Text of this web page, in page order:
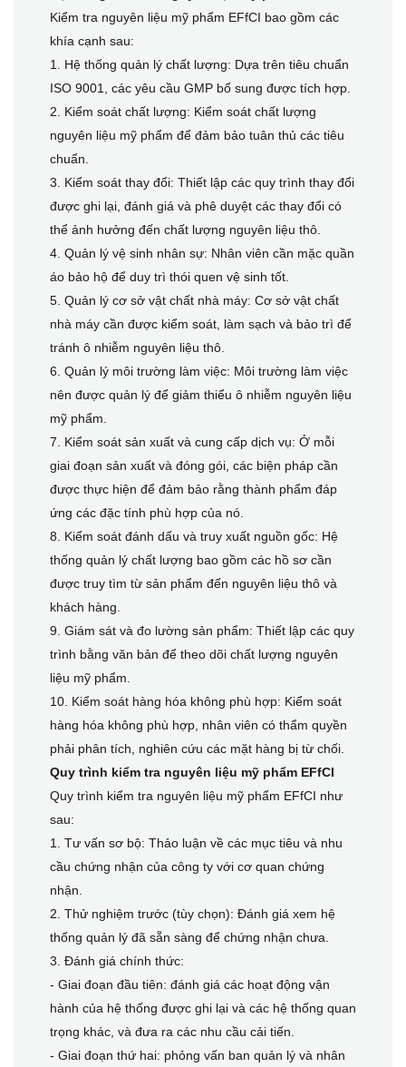
Kiểm tra nguyên liệu mỹ phẩm EFfCI bao gồm các
khía cạnh sau:
1. Hệ thống quản lý chất lượng: Dựa trên tiêu chuẩn
ISO 9001, các yêu cầu GMP bổ sung được tích hợp.
2. Kiểm soát chất lượng: Kiểm soát chất lượng
nguyên liệu mỹ phẩm để đảm bảo tuân thủ các tiêu
chuẩn.
3. Kiểm soát thay đổi: Thiết lập các quy trình thay đổi
được ghi lại, đánh giá và phê duyệt các thay đổi có
thể ảnh hưởng đến chất lượng nguyên liệu thô.
4. Quản lý vệ sinh nhân sự: Nhân viên cần mặc quần
áo bảo hộ để duy trì thói quen vệ sinh tốt.
5. Quản lý cơ sở vật chất nhà máy: Cơ sở vật chất
nhà máy cần được kiểm soát, làm sạch và bảo trì để
tránh ô nhiễm nguyên liệu thô.
6. Quản lý môi trường làm việc: Môi trường làm việc
nên được quản lý để giảm thiểu ô nhiễm nguyên liệu
mỹ phẩm.
7. Kiểm soát sản xuất và cung cấp dịch vụ: Ở mỗi
giai đoạn sản xuất và đóng gói, các biện pháp cần
được thực hiện để đảm bảo rằng thành phẩm đáp
ứng các đặc tính phù hợp của nó.
8. Kiểm soát đánh dấu và truy xuất nguồn gốc: Hệ
thống quản lý chất lượng bao gồm các hồ sơ cần
được truy tìm từ sản phẩm đến nguyên liệu thô và
khách hàng.
9. Giám sát và đo lường sản phẩm: Thiết lập các quy
trình bằng văn bản để theo dõi chất lượng nguyên
liệu mỹ phẩm.
10. Kiểm soát hàng hóa không phù hợp: Kiểm soát
hàng hóa không phù hợp, nhân viên có thẩm quyền
phải phân tích, nghiên cứu các mặt hàng bị từ chối.
Quy trình kiểm tra nguyên liệu mỹ phẩm EFfCI
Quy trình kiểm tra nguyên liệu mỹ phẩm EFfCI như
sau:
1. Tư vấn sơ bộ: Thảo luận về các mục tiêu và nhu
cầu chứng nhận của công ty với cơ quan chứng
nhận.
2. Thử nghiệm trước (tùy chọn): Đánh giá xem hệ
thống quản lý đã sẵn sàng để chứng nhận chưa.
3. Đánh giá chính thức:
- Giai đoạn đầu tiên: đánh giá các hoạt động vận
hành của hệ thống được ghi lại và các hệ thống quan
trọng khác, và đưa ra các nhu cầu cải tiến.
- Giai đoạn thứ hai: phỏng vấn ban quản lý và nhân